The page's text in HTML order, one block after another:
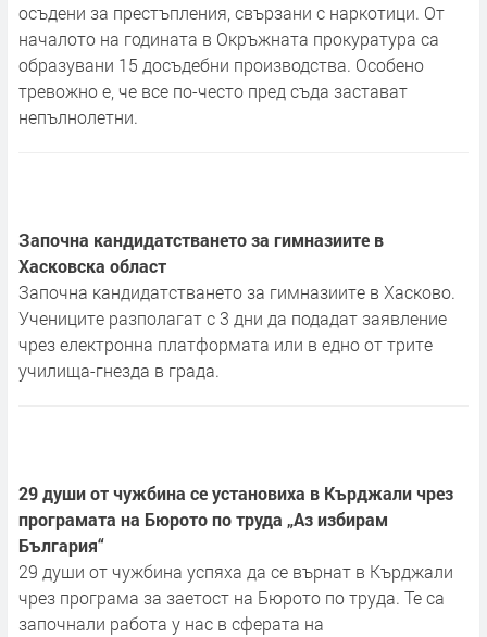
осъдени за престъпления, свързани с наркотици. От
началото на годината в Окръжната прокуратура са
образувани 15 досъдебни производства. Особено
тревожно е, че все по-често пред съда застават
непълнолетни.
Започна кандидатстването за гимназиите в
Хасковска област
Започна кандидатстването за гимназиите в Хасково.
Учениците разполагат с 3 дни да подадат заявление
чрез електронна платформата или в едно от трите
училища-гнезда в града.
29 души от чужбина се установиха в Кърджали чрез
програмата на Бюрото по труда „Аз избирам
България“
29 души от чужбина успяха да се върнат в Кърджали
чрез програма за заетост на Бюрото по труда. Те са
започнали работа у нас в сферата на